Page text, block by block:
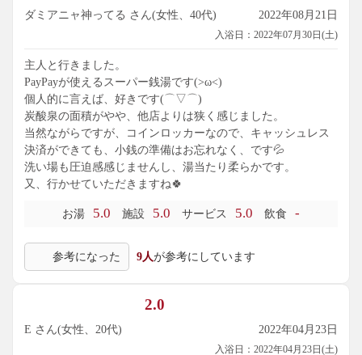
ダミアニャ神ってる さん(女性、40代) 2022年08月21日
入浴日：2022年07月30日(土)
主人と行きました。
PayPayが使えるスーパー銭湯です(>ω<)
個人的に言えば、好きです(⌒▽⌒)
炭酸泉の面積がやや、他店よりは狭く感じました。
当然ながらですが、コインロッカーなので、キャッシュレス
決済ができても、小銭の準備はお忘れなく、です💦
洗い場も圧迫感感じませんし、湯当たり柔らかです。
又、行かせていただきますね🍀
お湯 5.0 施設 5.0 サービス 5.0 飲食 -
参考になった 9人が参考にしています
2.0
E さん(女性、20代) 2022年04月23日
入浴日：2022年04月23日(土)